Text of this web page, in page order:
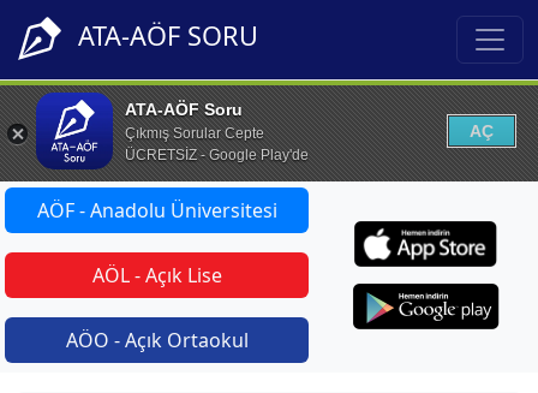
ATA-AÖF SORU
ATA-AÖF Soru
Çıkmış Sorular Cepte
ÜCRETSİZ - Google Play'de
AÇ
AÖF - Anadolu Üniversitesi
AÖL - Açık Lise
AÖO - Açık Ortaokul